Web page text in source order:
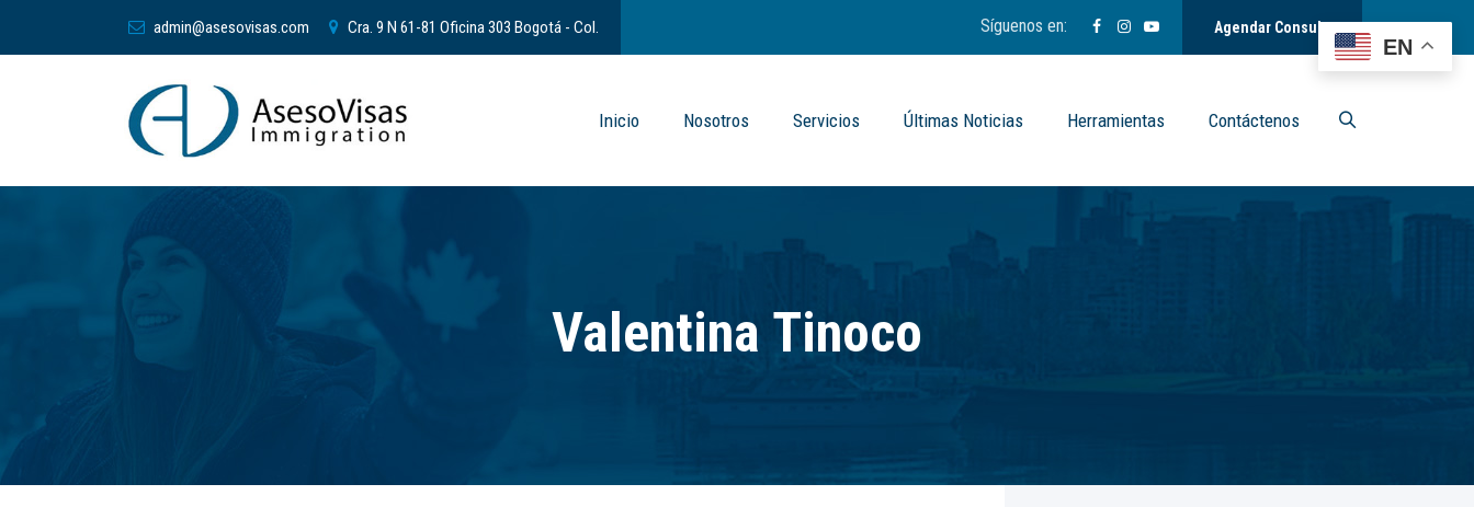
admin@asesovisas.com Cra. 9 N 61-81 Oficina 303 Bogotá - Col. Síguenos en: Agendar Consulta
Inicio Nosotros Servicios Últimas Noticias Herramientas Contáctenos
Valentina Tinoco
EN